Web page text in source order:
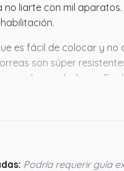
liarte con mil aparatos.
es fácil de colocar y no
son súper
miedo a resbalones. En
para entrenar todo el
Podría requerir guía